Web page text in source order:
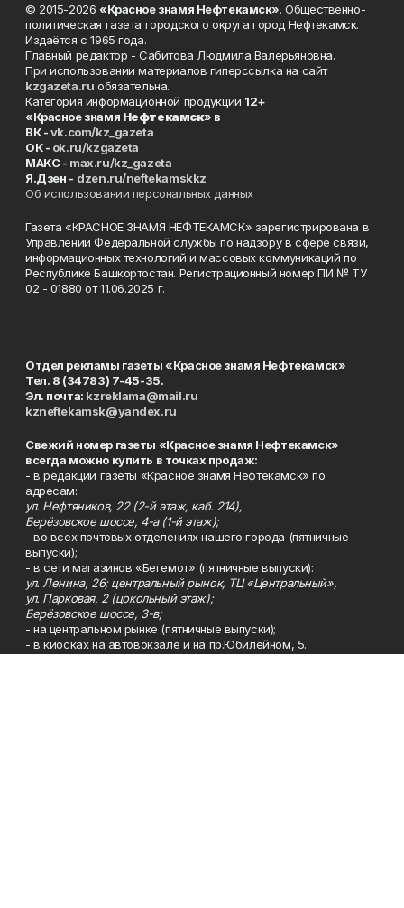
© 2015-2026 «Красное знамя Нефтекамск». Общественно-
политическая газета городского округа город Нефтекамск.
Издаётся с 1965 года.
Главный редактор - Сабитова Людмила Валерьяновна.
При использовании материалов гиперссылка на сайт
kzgazeta.ru обязательна.
Категория информационной продукции 12+
«Красное знамя Нефтекамск» в
ВК -vk.com/kz_gazeta
ОК - ok.ru/kzgazeta
MAKC - max.ru/kz_gazeta
Я.Дзен - dzen.ru/neftekamskkz
Об использовании персональных данных
Газета «КРАСНОЕ ЗНАМЯ НЕФТЕКАМСК» зарегистрирована в
Управлении Федеральной службы по надзору в сфере связи,
информационных технологий и массовых коммуникаций по
Республике Башкортостан. Регистрационный номер ПИ № ТУ
02 - 01880 от 11.06.2025 г.
Отдел рекламы газеты «Красное знамя Нефтекамск»
Тел. 8 (34783) 7-45-35.
Эл. почта: kzreklama@mail.ru
kzneftekamsk@yandex.ru
Свежий номер газеты «Красное знамя Нефтекамск»
всегда можно купить в точках продаж:
- в редакции газеты «Красное знамя Нефтекамск» по
адресам:
ул. Нефтяников, 22 (2-й этаж, каб. 214),
Берёзовское шоссе, 4-а (1-й этаж);
- во всех почтовых отделениях нашего города (пятничные
выпуски);
- в сети магазинов «Бегемот» (пятничные выпуски):
ул. Ленина, 26; центральный рынок, ТЦ «Центральный»,
ул. Парковая, 2 (цокольный этаж);
Берёзовское шоссе, 3-в;
- на центральном рынке (пятничные выпуски);
- в киосках на автовокзале и на пр.Юбилейном, 5.